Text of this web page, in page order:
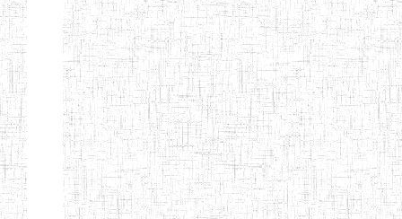
NACHO
TECHNICAL
TEACHER
TRAINING
INSTITUTE
12/08/2010 ENIET
SAINT
28/12/2007 ENIEG